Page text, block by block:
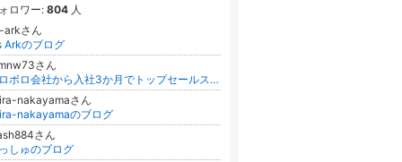
ロワー: 804 人
arkさん
Arkのブログ
さん
ボロボロ会社から入社3か月でトップセールスマン！？ 営業スキルアップ講座のブログ
nakayamaさん
nakayamaのブログ
さん
しゅのブログ